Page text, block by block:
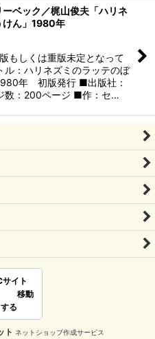
ベック／梶山俊夫「ハリネ
けん」1980年
もしくは重版未定となって
：ハリネズミのラッテのぼ
年 初版発行 ■出版社：
数：200ページ ■作：セ…
サイト
移動
する
ト ネットショップ作成サービス